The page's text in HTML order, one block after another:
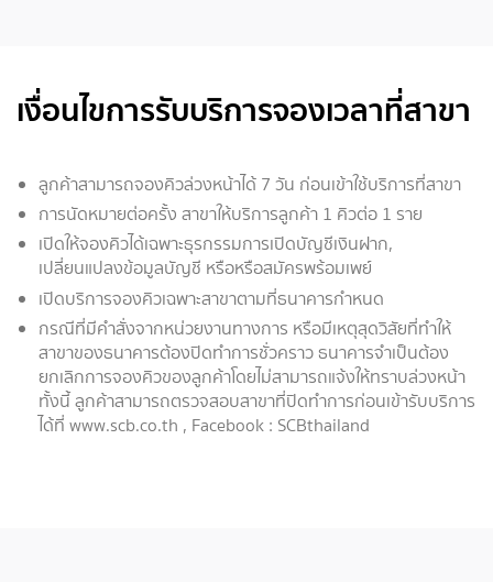
เงื่อนไขการรับบริการจองเวลาที่สาขา
ลูกค้าสามารถจองคิวล่วงหน้าได้ 7 วัน ก่อนเข้าใช้บริการที่สาขา
การนัดหมายต่อครั้ง สาขาให้บริการลูกค้า 1 คิวต่อ 1 ราย
เปิดให้จองคิวได้เฉพาะธุรกรรมการเปิดบัญชีเงินฝาก,
เปลี่ยนแปลงข้อมูลบัญชี หรือหรือสมัครพร้อมเพย์
เปิดบริการจองคิวเฉพาะสาขาตามที่ธนาคารกำหนด
กรณีที่มีคำสั่งจากหน่วยงานทางการ หรือมีเหตุสุดวิสัยที่ทำให้
สาขาของธนาคารต้องปิดทำการชั่วคราว ธนาคารจำเป็นต้อง
ยกเลิกการจองคิวของลูกค้าโดยไม่สามารถแจ้งให้ทราบล่วงหน้า
ทั้งนี้ ลูกค้าสามารถตรวจสอบสาขาที่ปิดทำการก่อนเข้ารับบริการ
ได้ที่ www.scb.co.th , Facebook : SCBthailand